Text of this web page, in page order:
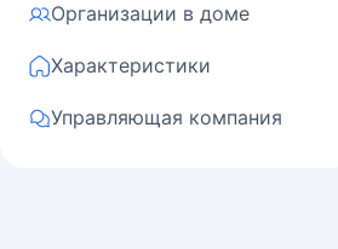
Организации в доме
Характеристики
Управляющая компания